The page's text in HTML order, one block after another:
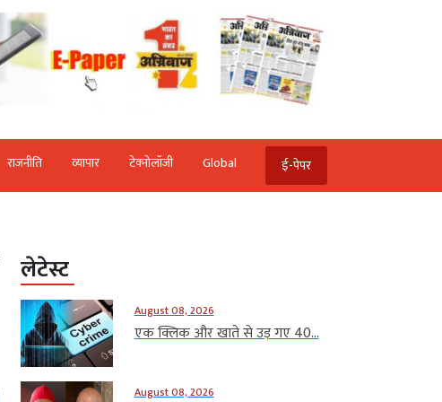
राजनीति व्‍यापार टेक्‍नोलॉजी Global ई-पेपर
लेटेस्ट
August 08, 2026
एक क्लिक और खाते से उड़ गए 40...
August 08, 2026